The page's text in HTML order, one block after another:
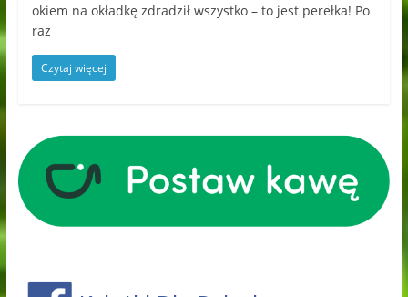
okiem na okładkę zdradził wszystko – to jest perełka! Po
raz
Czytaj więcej